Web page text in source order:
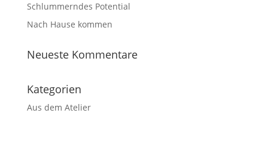
Schlummerndes Potential
Nach Hause kommen
Neueste Kommentare
Kategorien
Aus dem Atelier